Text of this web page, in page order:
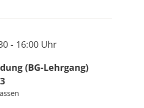
- 16:00 Uhr
(BG-Lehrgang)